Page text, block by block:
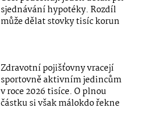
sjednávání hypotéky. Rozdíl
může dělat stovky tisíc korun
Zdravotní pojišťovny vracejí
sportovně aktivním jedincům
v roce 2026 tisíce. O plnou
částku si však málokdo řekne